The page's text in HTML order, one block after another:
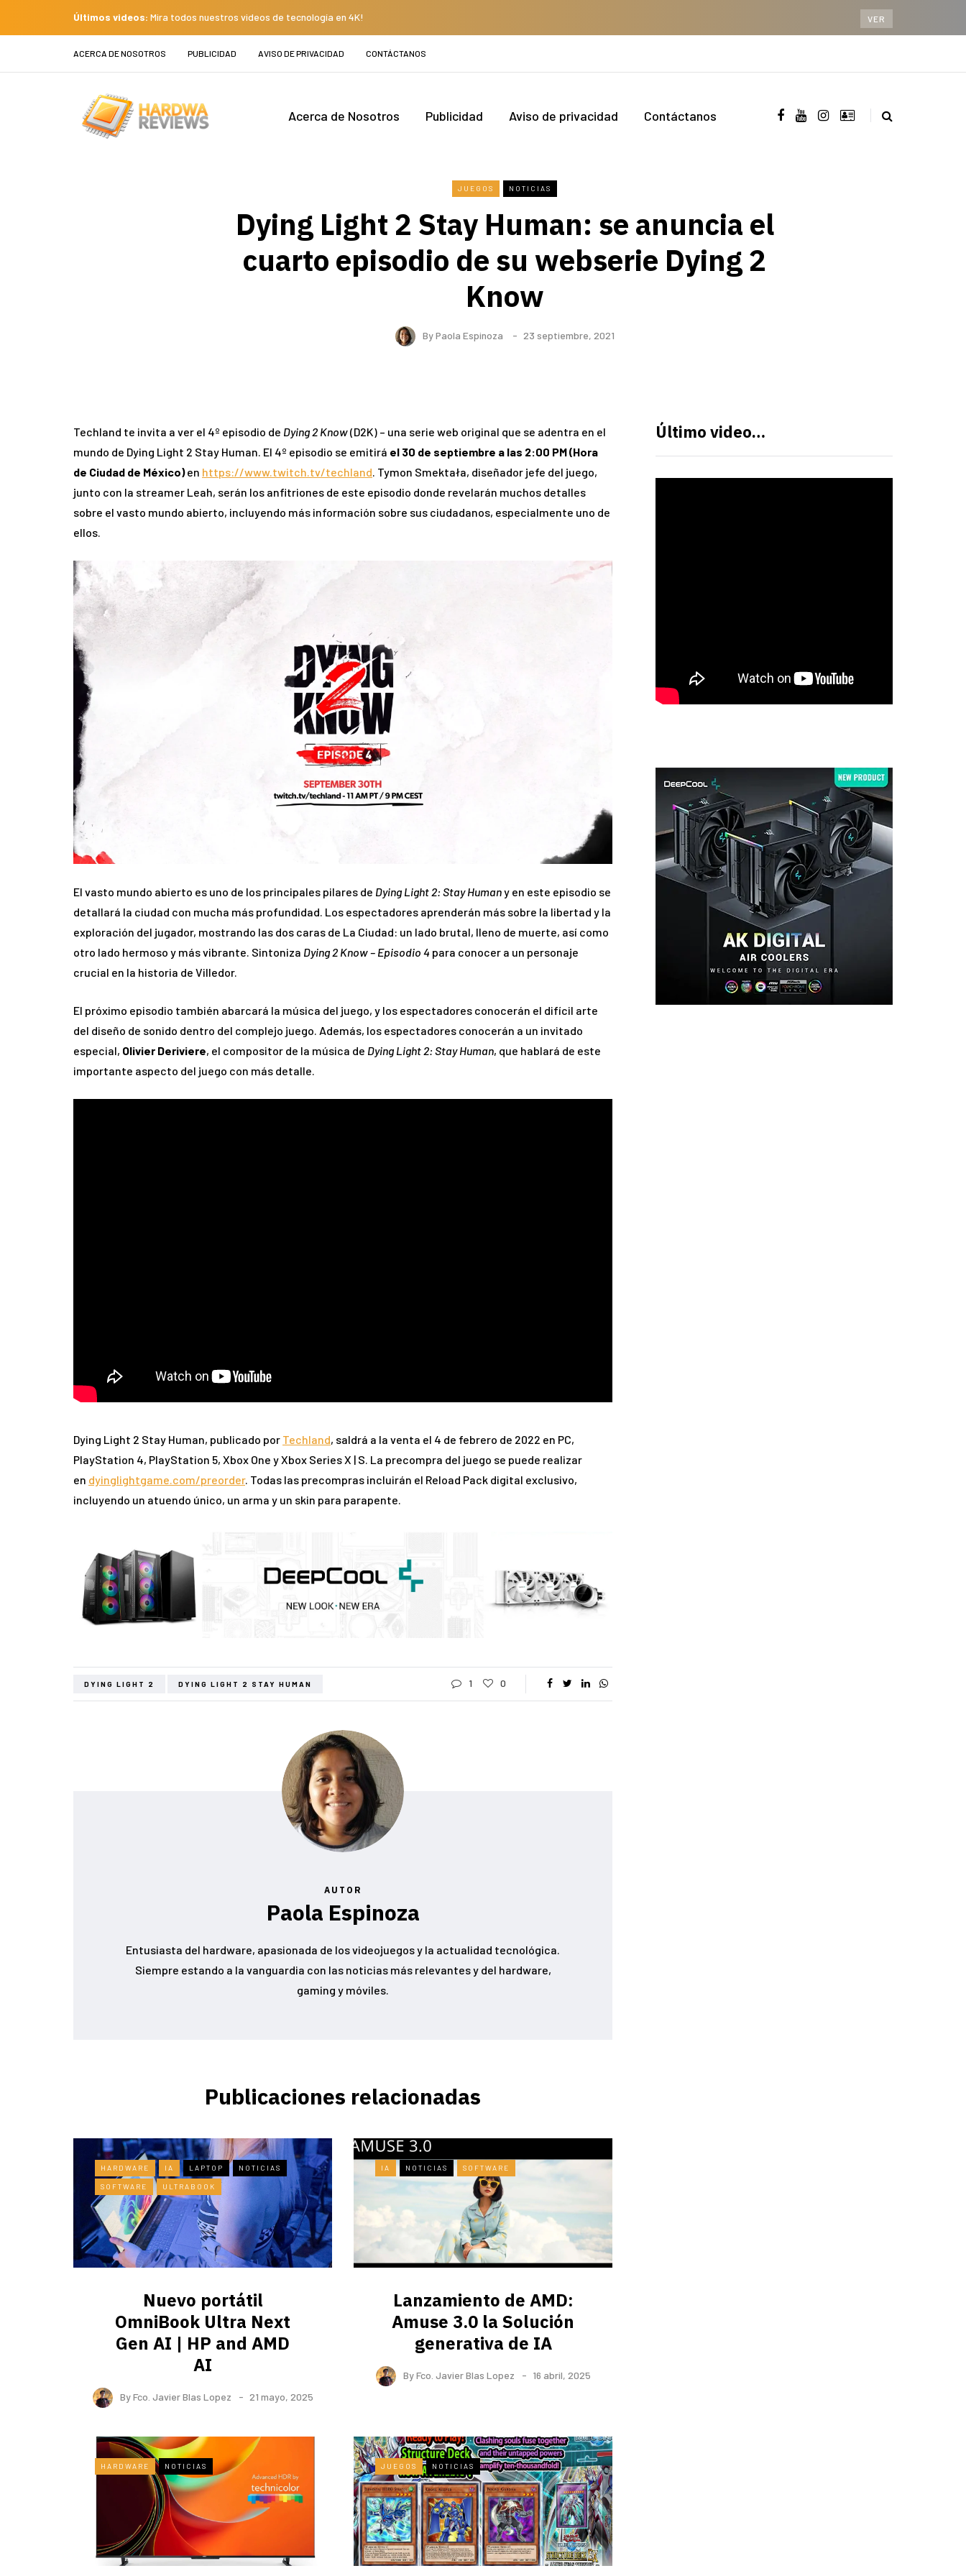
Últimos videos: Mira todos nuestros videos de tecnología en 4K! VER
ACERCA DE NOSOTROS PUBLICIDAD AVISO DE PRIVACIDAD CONTÁCTANOS
Acerca de Nosotros Publicidad Aviso de privacidad Contáctanos
JUEGOS NOTICIAS
Dying Light 2 Stay Human: se anuncia el
cuarto episodio de su webserie Dying 2
Know
ByPaola Espinoza 23 septiembre, 2021
Techland te invita a ver el 4º episodio de Dying 2 Know(D2K) – una serie web original que se adentra en el
mundo de Dying Light 2 Stay Human. El 4º episodio se emitirá el 30 de septiembre a las 2:00 PM (Hora
de Ciudad de México)en https://www.twitch.tv/techland. Tymon Smektała, diseñador jefe del juego,
junto con la streamer Leah, serán los anfitriones de este episodio donde revelarán muchos detalles
sobre el vasto mundo abierto, incluyendo más información sobre sus ciudadanos, especialmente uno de
ellos.
El vasto mundo abierto es uno de los principales pilares de Dying Light 2: Stay Humany en este episodio se
detallará la ciudad con mucha más profundidad. Los espectadores aprenderán más sobre la libertad y la
exploración del jugador, mostrando las dos caras de La Ciudad: un lado brutal, lleno de muerte, así como
otro lado hermoso y más vibrante. Sintoniza Dying 2 Know – Episodio 4 para conocer a un personaje
crucial en la historia de Villedor.
El próximo episodio también abarcará la música del juego, y los espectadores conocerán el difícil arte
del diseño de sonido dentro del complejo juego. Además, los espectadores conocerán a un invitado
especial, Olivier Deriviere, el compositor de la música de Dying Light 2: Stay Human, que hablará de este
importante aspecto del juego con más detalle.
Dying Light 2 Stay Human, publicado por Techland, saldrá a la venta el 4 de febrero de 2022 en PC,
PlayStation 4, PlayStation 5, Xbox One y Xbox Series X | S. La precompra del juego se puede realizar
en dyinglightgame.com/preorder. Todas las precompras incluirán el Reload Pack digital exclusivo,
incluyendo un atuendo único, un arma y un skin para parapente.
DYING LIGHT 2 DYING LIGHT 2 STAY HUMAN 1 0
AUTOR
Paola Espinoza
Entusiasta del hardware, apasionada de los videojuegos y la actualidad tecnológica.
Siempre estando a la vanguardia con las noticias más relevantes y del hardware,
gaming y móviles.
Publicaciones relacionadas
HARDWARE IA LAPTOP NOTICIAS
SOFTWARE ULTRABOOK
Nuevo portátil
OmniBook Ultra ​Next
Gen AI | HP and AMD
AI
ByFco. Javier Blas Lopez 21 mayo, 2025
IA NOTICIAS SOFTWARE
Lanzamiento de AMD:
Amuse 3.0 la Solución
generativa de IA
ByFco. Javier Blas Lopez 16 abril, 2025
HARDWARE NOTICIAS JUEGOS NOTICIAS
Último video…